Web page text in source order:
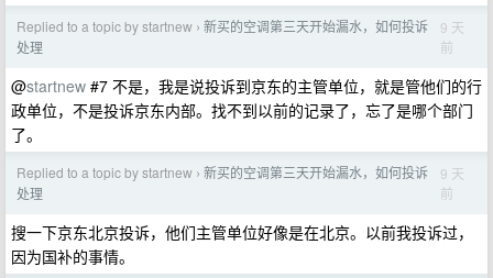
Replied to a topic by startnew › 新买的空调第三天开始漏水，如何投诉
处理
9 天
前
@startnew #7 不是，我是说投诉到京东的主管单位，就是管他们的行
政单位，不是投诉京东内部。找不到以前的记录了，忘了是哪个部门
了。
Replied to a topic by startnew › 新买的空调第三天开始漏水，如何投诉
处理
9 天
前
搜一下京东北京投诉，他们主管单位好像是在北京。以前我投诉过，
因为国补的事情。